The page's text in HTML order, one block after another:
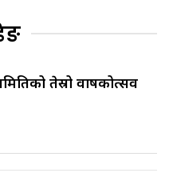
तेस्रो वार्षिकोत्सव